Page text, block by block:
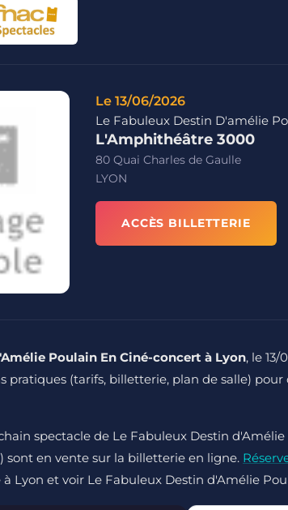
Le 13/06/2026
Le Fabuleux Destin D'amélie
L'Amphithéâtre 3000
80 Quai Charles de Gaulle
LYON
ACCÈS BILLETTERIE
Poulain En Ciné-concert à Lyon, le 13/
pratiques (tarifs, billetterie, plan de salle)
spectacle de Le Fabuleux Destin
sont en vente sur la billetterie en ligne.
Lyon et voir Le Fabuleux Destin d'Amélie